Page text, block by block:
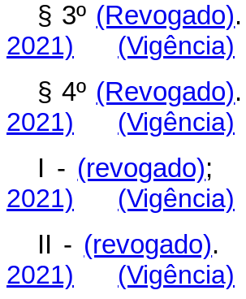
§ 3º (Revogado).
2021)
(Vigência)
§ 4º (Revogado).
2021)
(Vigência)
I - (revogado);
2021)
(Vigência)
II - (revogado).
2021)
(Vigência)